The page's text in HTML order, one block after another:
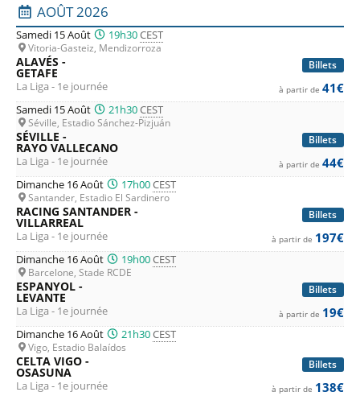
Liste des prochains matchs : La Liga. Colonne 1 : date,
AOÛT 2026
Samedi 15 Août 19h30CEST
Vitoria-Gasteiz, Mendizorroza
Billets
ALAVÉS -
GETAFE
La Liga - 1e journée à partir de 41€
Samedi 15 Août 21h30CEST
Séville, Estadio Sánchez-Pizjuán
Billets
SÉVILLE -
RAYO VALLECANO
La Liga - 1e journée à partir de 44€
Dimanche 16 Août 17h00CEST
Santander, Estadio El Sardinero
Billets
RACING SANTANDER -
VILLARREAL
La Liga - 1e journée à partir de 197€
Dimanche 16 Août 19h00CEST
Barcelone, Stade RCDE
Billets
ESPANYOL -
LEVANTE
La Liga - 1e journée à partir de 19€
Dimanche 16 Août 21h30CEST
Vigo, Estadio Balaídos
Billets
CELTA VIGO -
OSASUNA
La Liga - 1e journée à partir de 138€